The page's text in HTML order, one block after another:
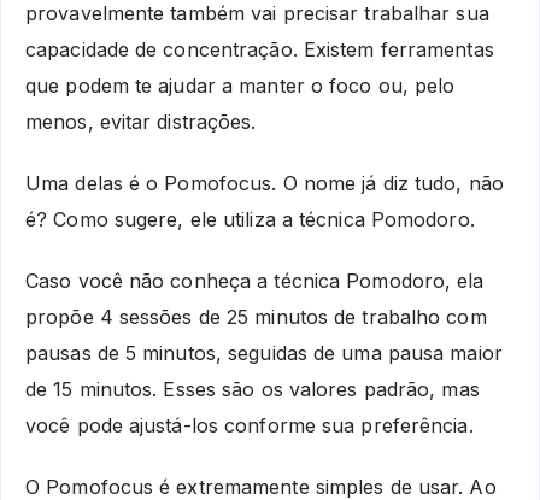
provavelmente também vai precisar trabalhar sua
capacidade de concentração. Existem ferramentas
que podem te ajudar a manter o foco ou, pelo
menos, evitar distrações.
Uma delas é o Pomofocus. O nome já diz tudo, não
é? Como sugere, ele utiliza a técnica Pomodoro.
Caso você não conheça a técnica Pomodoro, ela
propõe 4 sessões de 25 minutos de trabalho com
pausas de 5 minutos, seguidas de uma pausa maior
de 15 minutos. Esses são os valores padrão, mas
você pode ajustá-los conforme sua preferência.
O Pomofocus é extremamente simples de usar. Ao